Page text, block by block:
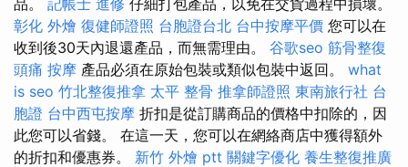
品。 記帳士 進修 仔細打包產品，以免在交貨過程中損壞。
彰化 外燴 復健師證照 台胞證台北 台中按摩平價 您可以在
收到後30天內退還產品，而無需理由。 谷歌seo 筋骨整復
頭痛 按摩 產品必須在原始包裝或類似包裝中返回。 what
is seo 竹北整復推拿 太平 整骨 推拿師證照 東南旅行社 台
胞證 台中西屯按摩 折扣是從訂購商品的價格中扣除的，因
此您可以省錢。 在這一天，您可以在網絡商店中獲得額外
的折扣和優惠券。 新竹 外燴 ptt 關鍵字優化 養生整復推廣